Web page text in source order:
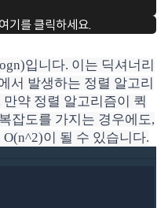
기를 클릭하세요.
입니다. 이는 딕셔너리
서 발생하는 정렬 알고리
약 정렬 알고리즘이 퀵
잡도를 가지는 경우에도,
이 될 수 있습니다.